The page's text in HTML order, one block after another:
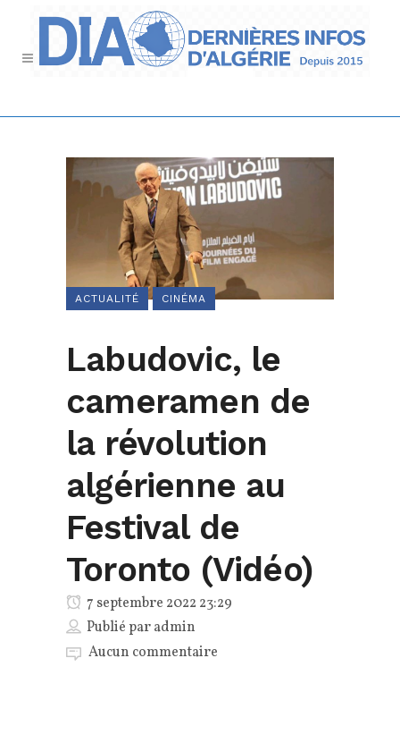
ACTUALITÉ CINÉMA
Labudovic, le
cameramen de
la révolution
algérienne au
Festival de
Toronto (Vidéo)
7 septembre 2022 23:29
Publié paradmin
Aucun commentaire